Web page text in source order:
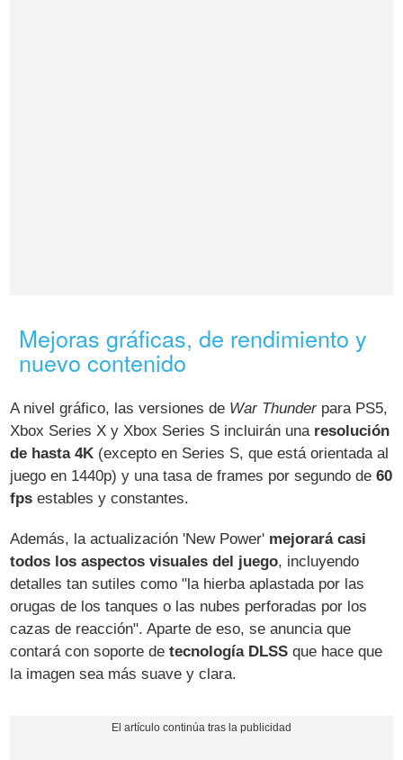
Mejoras gráficas, de rendimiento y
nuevo contenido
A nivel gráfico, las versiones de War Thunderpara PS5,
Xbox Series X y Xbox Series S incluirán una resolución
de hasta 4K (excepto en Series S, que está orientada al
juego en 1440p) y una tasa de frames por segundo de60
fps estables y constantes.
Además, la actualización 'New Power' mejorará casi
todos los aspectos visuales del juego, incluyendo
detalles tan sutiles como "la hierba aplastada por las
orugas de los tanques o las nubes perforadas por los
cazas de reacción". Aparte de eso, se anuncia que
contará con soporte detecnología DLSS que hace que
la imagen sea más suave y clara.